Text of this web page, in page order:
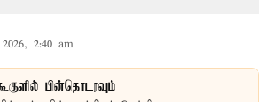
2:40 am
பின்தொடரவும்